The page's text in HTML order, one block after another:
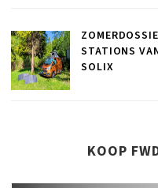
STATIONS
SOLIX
KOOP